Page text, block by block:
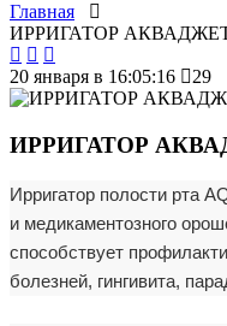
Главная
ИРРИГАТОР
20 января в 16:05:16 29
ИРРИГАТОР
Ирригатор полости рта
и медикаментозного
способствует
болезней, гингивита,